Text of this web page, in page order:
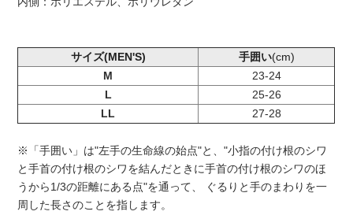
サイズ(MEN'S) 手囲い(cm)
M
23-24
L
25-26
LL
27-28
※「手囲い」は"左手の生命線の始点"と、"小指の付け根のシワ
と手首の付け根のシワを結んだときに手首の付け根のシワのほ
うから1/3の距離にある点"を通って、 ぐるりと手のまわりを一
周した長さのことを指します。